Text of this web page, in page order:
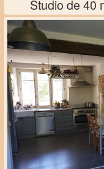
Studio de 40